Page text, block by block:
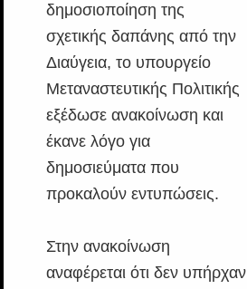
δημοσιοποίηση της
σχετικής δαπάνης από την
Διαύγεια, το υπουργείο
Μεταναστευτικής Πολιτικής
εξέδωσε ανακοίνωση και
έκανε λόγο για
δημοσιεύματα που
προκαλούν εντυπώσεις.
Στην ανακοίνωση
αναφέρεται ότι δεν υπήρχαν